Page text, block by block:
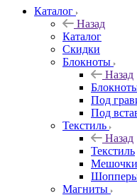
Каталог
Назад
Каталог
Скидки
Блокноты
Назад
Под
Под
Текстиль
Назад
Текстиль
Магниты